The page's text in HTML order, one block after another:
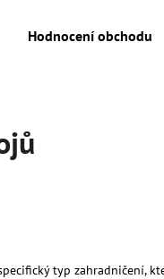
Hodnocení obchodu
typ zahradničení,